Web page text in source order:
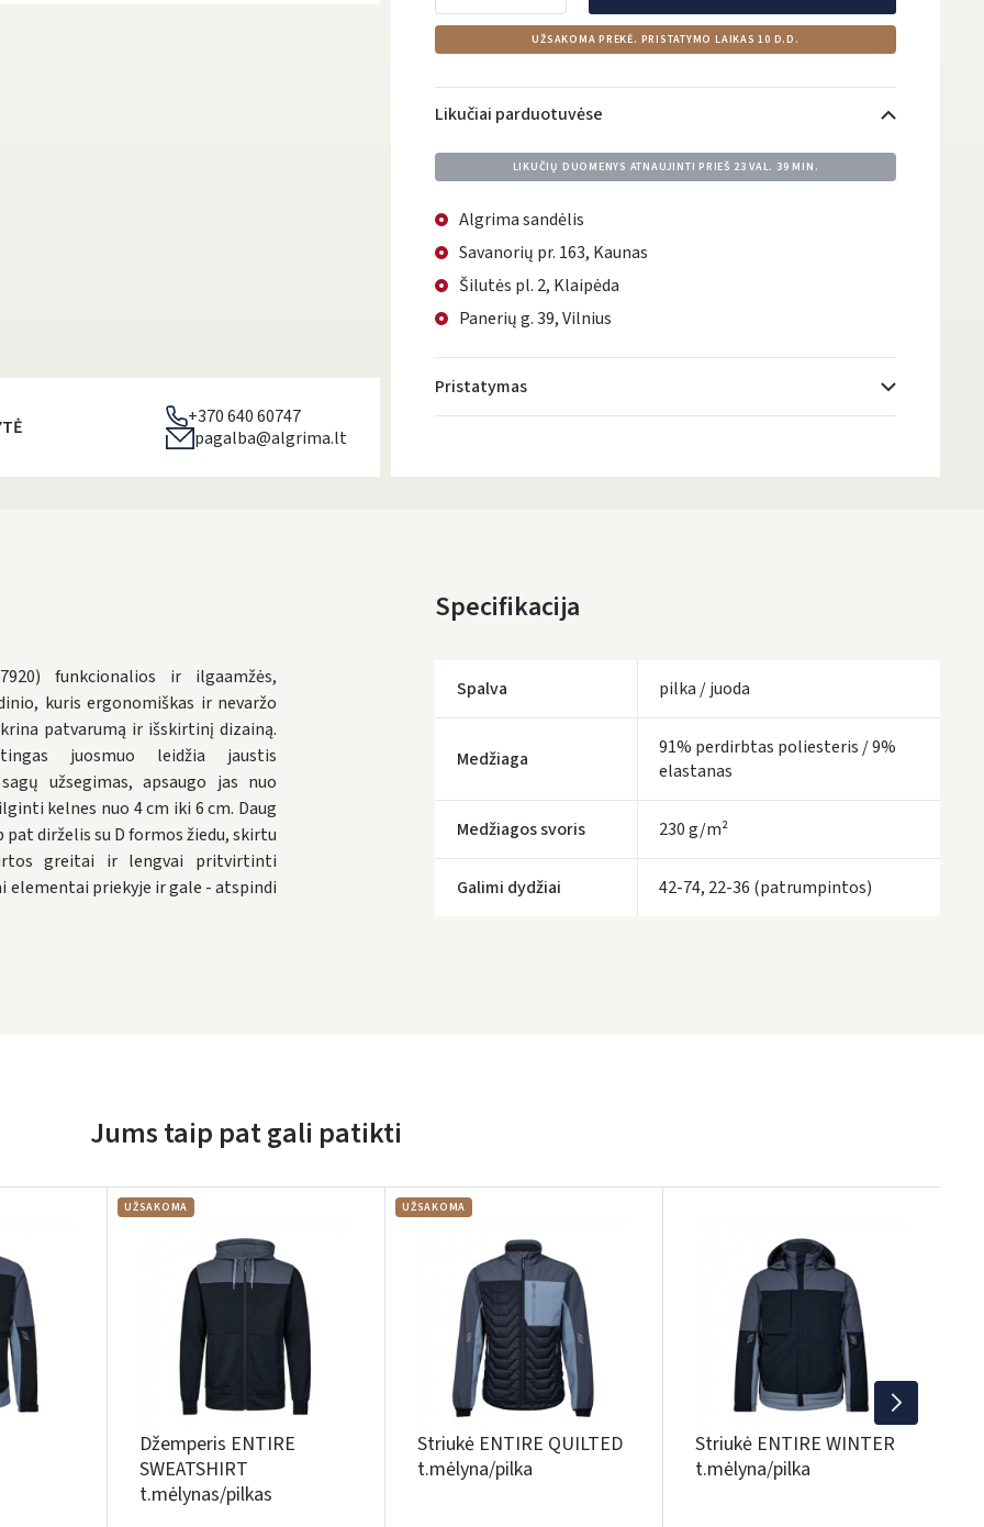
UŽSAKOMA PREKĖ. PRISTATYMO LAIKAS 10 D.D.
Likučiai parduotuvėse
LIKUČIŲ DUOMENYS ATNAUJINTI PRIEŠ 23 VAL. 39 MIN.
Algrima sandėlis
Savanorių pr. 163, Kaunas
Šilutės pl. 2, Klaipėda
Panerių g. 39, Vilnius
Pristatymas
LP Express paštomatai
ŠIĄ PREKĘ PRISTATYSIME JUMSNEMOKAMAI!
* Pristatymo terminai yra preliminarūs ir gali priklausyti nuo kurjerių užimtumo.
+370 640 60747
pagalba@algrima.lt
7920) funkcionalios ir ilgaamžės,
kuris ergonomiškas ir nevaržo
patvarumą ir išskirtinį dizainą.
juosmuo leidžia jaustis
užsegimas, apsaugo jas nuo
kelnes nuo 4 cm iki 6 cm. Daug
dirželis su D formos žiedu, skirtu
greitai ir lengvai pritvirtinti
elementai priekyje ir gale - atspindi
Specifikacija
Spalva pilka / juoda
Medžiaga
91% perdirbtas poliesteris / 9%
elastanas
Medžiagos svoris 230 g/m²
Galimi dydžiai 42-74, 22-36 (patrumpintos)
Jums taip pat gali patikti
UŽSAKOMA
Džemperis ENTIRE
SWEATSHIRT
t.mėlynas/pilkas
UŽSAKOMA
Striukė ENTIRE QUILTED
t.mėlyna/pilka
Striukė ENTIRE WINTER
t.mėlyna/pilka
ARBA